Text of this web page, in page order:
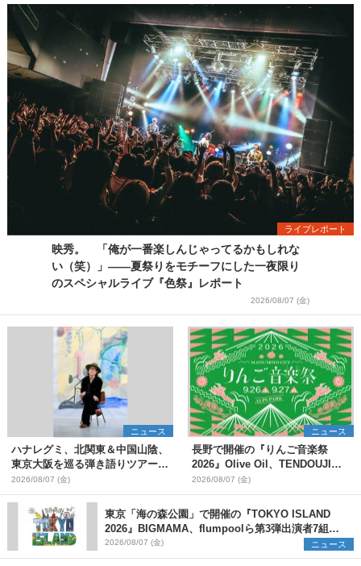
ライブレポート
映秀。 「俺が一番楽しんじゃってるかもしれな
い（笑）」――夏祭りをモチーフにした一夜限り
のスペシャルライブ『色祭』レポート
2026/08/07 (金)
ニュース
ハナレグミ、北関東＆中国山陰、
東京大阪を巡る弾き語りツアー10
月より開催決定
2026/08/07 (金)
ニュース
長野で開催の『りんご音楽祭
2026』Olive Oil、TENDOUJIら
第11弾出演アーティスト（16組）
を発表
2026/08/07 (金)
東京「海の森公園」で開催の『TOKYO ISLAND
2026』BIGMAMA、flumpoolら第3弾出演者7組を
発表 ワークショップ・アート出展者を募集
2026/08/07 (金) ニュース